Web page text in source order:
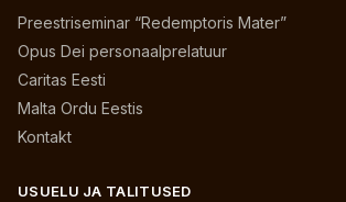
Preestriseminar “Redemptoris Mater”
Opus Dei personaalprelatuur
Caritas Eesti
Malta Ordu Eestis
Kontakt
USUELU JA TALITUSED